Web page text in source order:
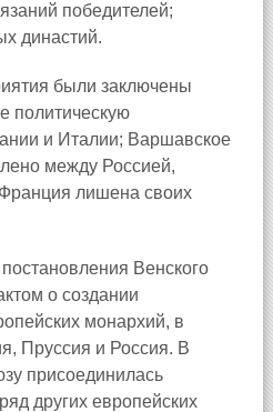
победителей;
династий.
были заключены
политическую
и Италии; Варшавское
между Россией,
лишена своих
Венского
о создании
монархий, в
Пруссия и Россия. В
присоединилась
других европейских